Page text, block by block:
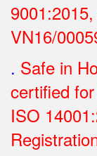
VN16/
. Safe in
certified
ISO